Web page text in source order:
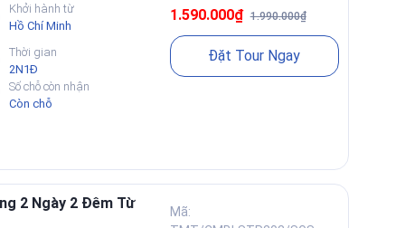
Khởi hành từ
Hồ Chí Minh
Thời gian
2N1Đ
Số chỗ còn nhận
Còn chỗ
1.590.000₫1.990.000₫
Đặt Tour Ngay
2 Ngày 2 Đêm Từ
Mã: